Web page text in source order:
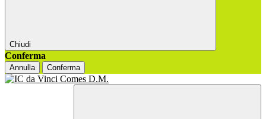
Chiudi
Conferma
Annulla Conferma